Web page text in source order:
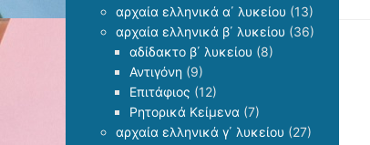
αρχαία ελληνικά α΄ λυκείου (13)
αρχαία ελληνικά β΄ λυκείου (36)
αδίδακτο β΄ λυκείου (8)
Αντιγόνη (9)
Επιτάφιος (12)
Ρητορικά Κείμενα (7)
αρχαία ελληνικά γ΄ λυκείου (27)